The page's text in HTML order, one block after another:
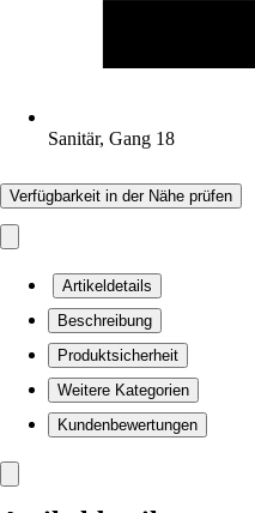
Sanitär, Gang 18
Verfügbarkeit in der Nähe prüfen
Artikeldetails
Beschreibung
Produktsicherheit
Weitere Kategorien
Kundenbewertungen